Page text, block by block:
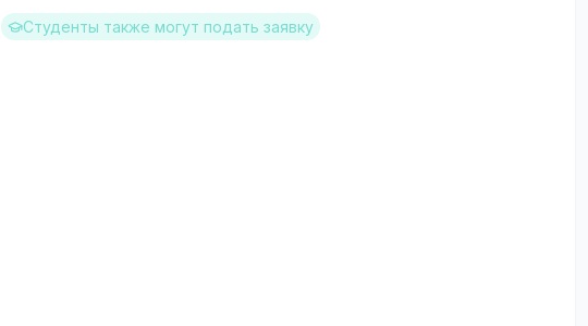
Студенты также могут подать заявку